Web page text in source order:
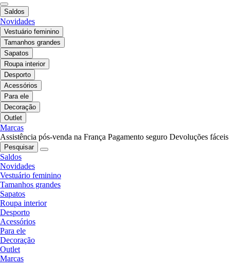
Saldos
Novidades
Vestuário feminino
Tamanhos grandes
Sapatos
Roupa interior
Desporto
Acessórios
Para ele
Decoração
Outlet
Marcas
Assistência pós-venda na França Pagamento seguro Devoluções fáceis
Pesquisar
Saldos
Novidades
Vestuário feminino
Tamanhos grandes
Sapatos
Roupa interior
Desporto
Acessórios
Para ele
Decoração
Outlet
Marcas